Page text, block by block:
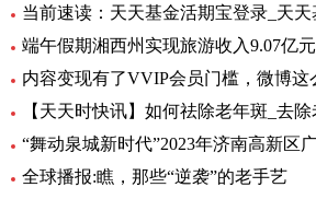
当前速读：天天基金活期宝登录_天
端午假期湘西州实现旅游收入9.07亿
内容变现有了VVIP会员门槛，微博这
【天天时快讯】如何祛除老年斑_去
“舞动泉城新时代”2023年济南高新区
全球播报:瞧，那些“逆袭”的老手艺